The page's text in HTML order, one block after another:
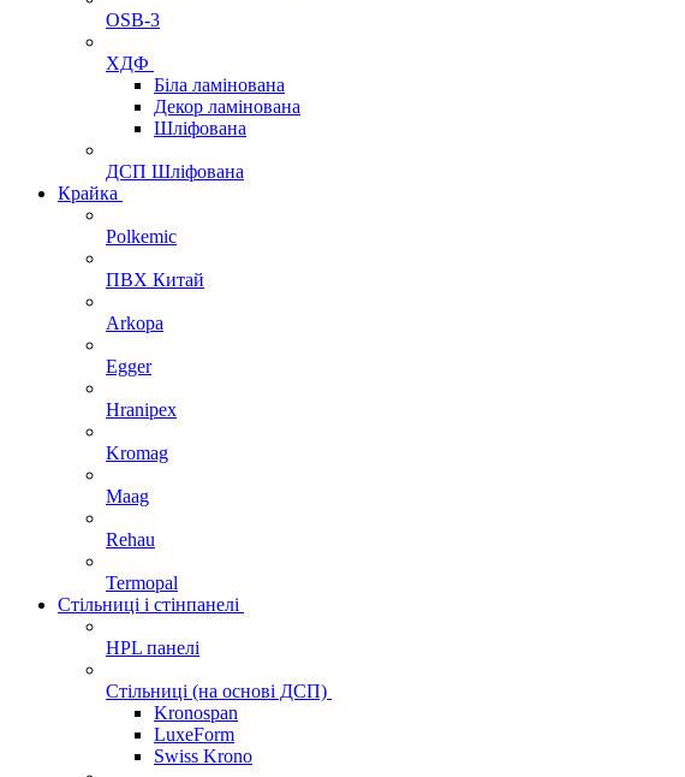
OSB-3
ХДФ
Біла ламінована
Декор ламінована
Шліфована
ДСП Шліфована
Крайка
Polkemic
ПВХ Китай
Arkopa
Egger
Hranipex
Kromag
Maag
Rehau
Termopal
Стільниці і стінпанелі
HPL панелі
Стільниці (на основі ДСП)
Kronospan
LuxeForm
Swiss Krono